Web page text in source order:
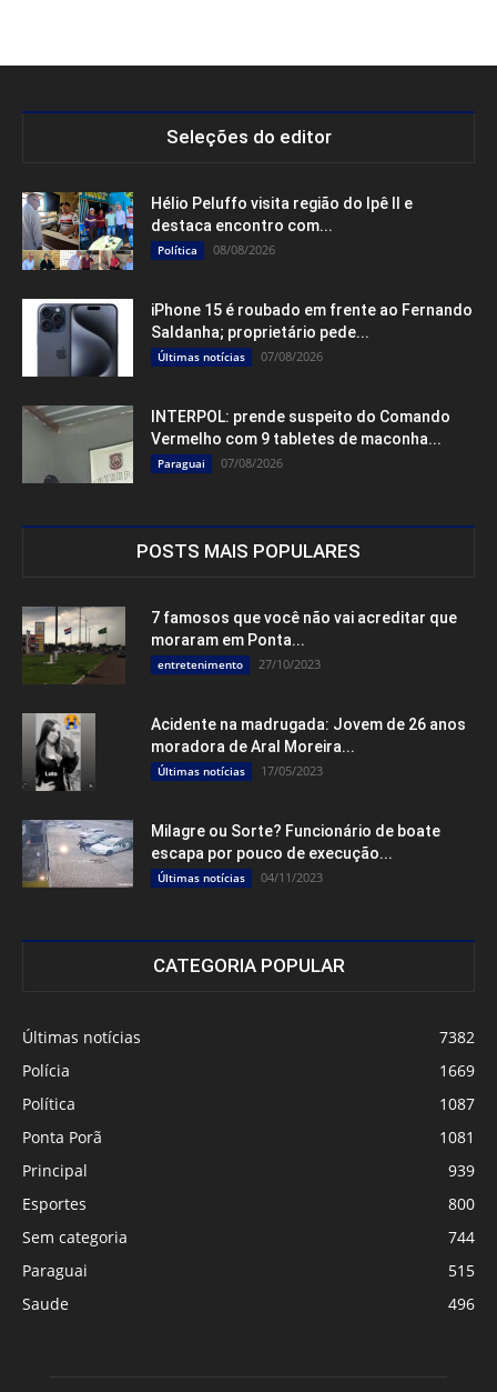
Seleções do editor
Hélio Peluffo visita região do Ipê II e
destaca encontro com...
Política 08/08/2026
iPhone 15 é roubado em frente ao Fernando
Saldanha; proprietário pede...
Últimas notícias 07/08/2026
INTERPOL: prende suspeito do Comando
Vermelho com 9 tabletes de maconha...
Paraguai 07/08/2026
POSTS MAIS POPULARES
7 famosos que você não vai acreditar que
moraram em Ponta...
entretenimento 27/10/2023
Acidente na madrugada: Jovem de 26 anos
moradora de Aral Moreira...
Últimas notícias 17/05/2023
Milagre ou Sorte? Funcionário de boate
escapa por pouco de execução...
Últimas notícias 04/11/2023
CATEGORIA POPULAR
Últimas notícias
7382
Polícia
1669
Política
1087
Ponta Porã
1081
Principal
939
Esportes
800
Sem categoria
744
Paraguai
515
Saude
496